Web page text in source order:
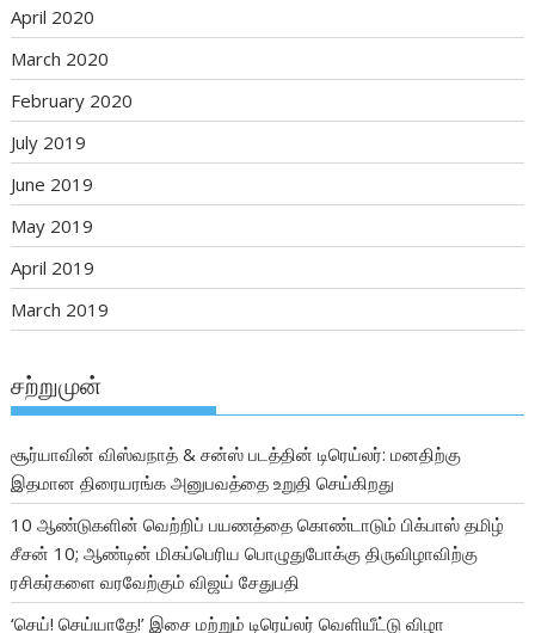
April 2020
March 2020
February 2020
July 2019
June 2019
May 2019
April 2019
March 2019
சற்றுமுன்
சூர்யாவின் விஸ்வநாத் & சன்ஸ் படத்தின் டிரெய்லர்: மனதிற்கு
இதமான திரையரங்க அனுபவத்தை உறுதி செய்கிறது
10 ஆண்டுகளின் வெற்றிப் பயணத்தை கொண்டாடும் பிக்பாஸ் தமிழ்
சீசன் 10; ஆண்டின் மிகப்பெரிய பொழுதுபோக்கு திருவிழாவிற்கு
ரசிகர்களை வரவேற்கும் விஜய் சேதுபதி
‘செய்! செய்யாதே!’ இசை மற்றும் டிரெய்லர் வெளியீட்டு விழா